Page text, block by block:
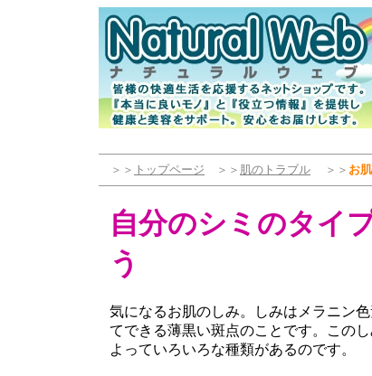
＞＞ トップページ ＞＞ 肌のトラブル ＞＞ お
自分のシミのタイ
う
気になるお肌のしみ。しみはメラニン
てできる薄黒い斑点のことです。この
よっていろいろな種類があるのです。